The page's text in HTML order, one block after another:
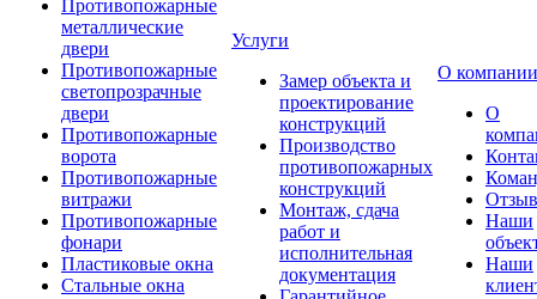
Противопожарные
металлические
двери
Противопожарные
светопрозрачные
двери
Противопожарные
ворота
Противопожарные
витражи
Противопожарные
фонари
Пластиковые окна
Стальные окна
Услуги
Замер объекта и
проектирование
конструкций
Производство
противопожарных
конструкций
Монтаж, сдача
работ и
исполнительная
документация
О компании
О
Наши
Наши